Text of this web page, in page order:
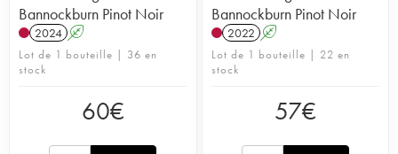
Bannockburn Pinot Noir
2024 A
Lot de 1 bouteille | 36 en
stock
60€
Bannockburn Pinot Noir
2022 A
Lot de 1 bouteille | 22 en
stock
57€